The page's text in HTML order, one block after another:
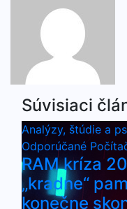
článku
Súvisiaci
Analýzy, štúdie a
Odporúčané
RAM kríza
„kradne“
konečne